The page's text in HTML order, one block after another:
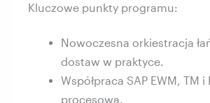
Kluczowe punkty programu:
Nowoczesna orkiestracja
dostaw w praktyce.
Współpraca SAP EWM, TM i
procesową.